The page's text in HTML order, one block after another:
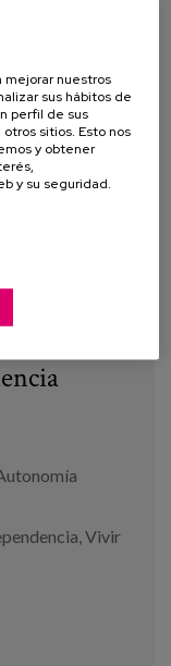
en
tienen
,Vivir
mejorar nuestros
sus hábitos de
perfil de sus
sitios. Esto nos
y obtener
y su seguridad.